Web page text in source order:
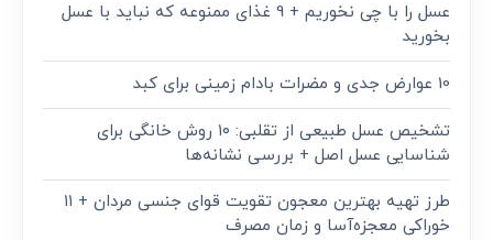
عسل را با چی نخوریم + 9 غذای ممنوعه که نباید با عسل
بخورید
10 عوارض جدی و مضرات بادام زمینی برای کبد
تشخیص عسل طبیعی از تقلبی: ۱۰ روش خانگی برای
شناسایی عسل اصل + بررسی نشانه‌ها
طرز تهیه بهترین معجون تقویت قوای جنسی مردان + ۱۱
خوراکی معجزه‌آسا و زمان مصرف